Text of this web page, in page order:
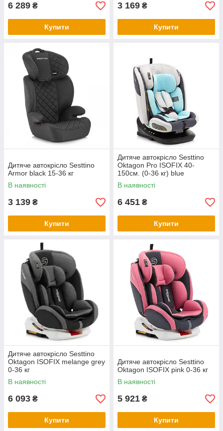
6 289 ₴
Купити
3 169 ₴
Купити
Дитяче автокрісло Sesttino
Armor black 15-36 кг
В наявності
3 139 ₴
Купити
Дитяче автокрісло Sesttino
Oktagon Pro ISOFIX 40-
150см. (0-36 кг) blue
В наявності
6 451 ₴
Купити
Дитяче автокрісло Sesttino
Oktagon ISOFIX melange grey
0-36 кг
В наявності
6 093 ₴
Купити
Дитяче автокрісло Sesttino
Oktagon ISOFIX pink 0-36 кг
В наявності
5 921 ₴
Купити